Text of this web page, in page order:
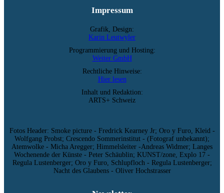
Impressum
Grafik, Design:
Karin Leutwyler
Programmierung und Hosting:
Weiter GmbH
Rechtliche Hinweise:
Hier lesen
Inhalt und Redaktion:
ARTS+ Schweiz
Fotos Header: Smoke picture - Fredrick Kearney Jr; Oro y Furo, Kleid -
Wolfgang Probst; Crescendo Sommerinstitut - (Fotograf unbekannt);
Atemwolke - Micha Aregger; Himmelsleiter -Andreas Widmer; Langes
Wochenende der Künste - Peter Schäublin; KUNST/zone, Explo 17 -
Regula Lustenberger; Oro y Furo, Schlupfloch - Regula Lustenberger;
Nacht des Glaubens - Oliver Hochstrasser